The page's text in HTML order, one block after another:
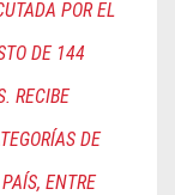
POR EL
DE 144
RECIBE
DE
ENTRE